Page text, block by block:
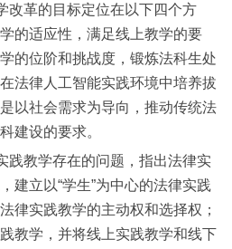
改革的目标定位在以下四个方
的适应性，满足线上教学的要
的位阶和挑战度，锻炼法科生处
法律人工智能实践环境中培养拔
以社会需求为导向，推动传统法
建设的要求。
践教学存在的问题，指出法律实
建立以“学生”为中心的法律实践
律实践教学的主动权和选择权；
教学，并将线上实践教学和线下